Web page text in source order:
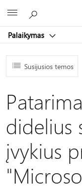
Palaikymas
Susijusios temos
didelius
įvykius